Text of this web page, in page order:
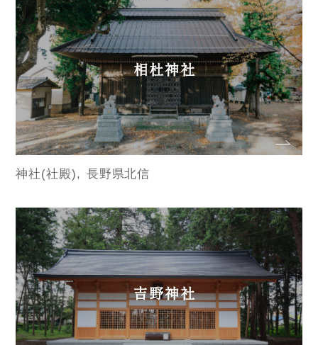
相杜神社
神社(社殿) 長野県北信
吉野神社